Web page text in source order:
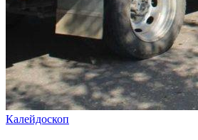
Калейдоскоп